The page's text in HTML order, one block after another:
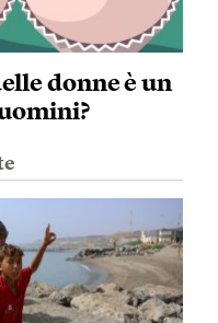
donne è un